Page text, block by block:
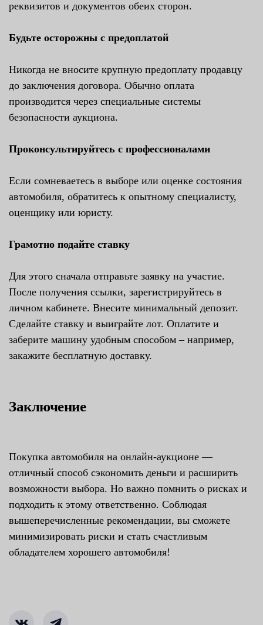
реквизитов и документов обеих сторон.
Будьте осторожны с предоплатой
Никогда не вносите крупную предоплату продавцу
до заключения договора. Обычно оплата
производится через специальные системы
безопасности аукциона.
Проконсультируйтесь с профессионалами
Если сомневаетесь в выборе или оценке состояния
автомобиля, обратитесь к опытному специалисту,
оценщику или юристу.
Грамотно подайте ставку
Для этого сначала отправьте заявку на участие.
После получения ссылки, зарегистрируйтесь в
личном кабинете. Внесите минимальный депозит.
Сделайте ставку и выиграйте лот. Оплатите и
заберите машину удобным способом – например,
закажите бесплатную доставку.
Заключение
Покупка автомобиля на онлайн-аукционе —
отличный способ сэкономить деньги и расширить
возможности выбора. Но важно помнить о рисках и
подходить к этому ответственно. Соблюдая
вышеперечисленные рекомендации, вы сможете
минимизировать риски и стать счастливым
обладателем хорошего автомобиля!